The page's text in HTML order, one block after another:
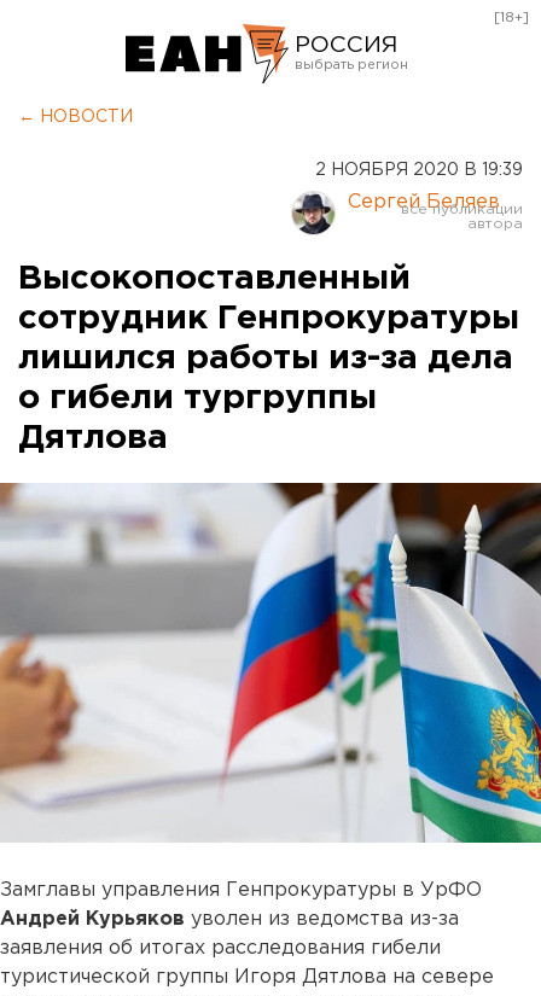
РОССИЯ
Курган
Оренбург
[18+]
← НОВОСТИ
2 НОЯБРЯ 2020 В 19:39
Сергей Беляев
Высокопоставленный
сотрудник Генпрокуратуры
лишился работы из-за дела
о гибели тургруппы
Дятлова
Замглавы управления Генпрокуратуры в УрФО
Андрей Курьяков уволен из ведомства из-за
заявления об итогах расследования гибели
туристической группы Игоря Дятлова на севере